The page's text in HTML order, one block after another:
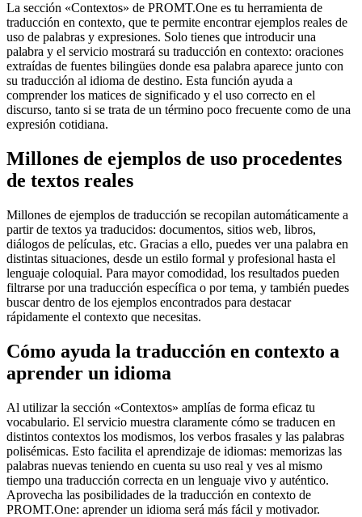
La sección «Contextos» de PROMT.One es tu herramienta de
traducción en contexto, que te permite encontrar ejemplos reales de
uso de palabras y expresiones. Solo tienes que introducir una
palabra y el servicio mostrará su traducción en contexto: oraciones
extraídas de fuentes bilingües donde esa palabra aparece junto con
su traducción al idioma de destino. Esta función ayuda a
comprender los matices de significado y el uso correcto en el
discurso, tanto si se trata de un término poco frecuente como de una
expresión cotidiana.
Millones de ejemplos de uso procedentes
de textos reales
Millones de ejemplos de traducción se recopilan automáticamente a
partir de textos ya traducidos: documentos, sitios web, libros,
diálogos de películas, etc. Gracias a ello, puedes ver una palabra en
distintas situaciones, desde un estilo formal y profesional hasta el
lenguaje coloquial. Para mayor comodidad, los resultados pueden
filtrarse por una traducción específica o por tema, y también puedes
buscar dentro de los ejemplos encontrados para destacar
rápidamente el contexto que necesitas.
Cómo ayuda la traducción en contexto a
aprender un idioma
Al utilizar la sección «Contextos» amplías de forma eficaz tu
vocabulario. El servicio muestra claramente cómo se traducen en
distintos contextos los modismos, los verbos frasales y las palabras
polisémicas. Esto facilita el aprendizaje de idiomas: memorizas las
palabras nuevas teniendo en cuenta su uso real y ves al mismo
tiempo una traducción correcta en un lenguaje vivo y auténtico.
Aprovecha las posibilidades de la traducción en contexto de
PROMT.One: aprender un idioma será más fácil y motivador.